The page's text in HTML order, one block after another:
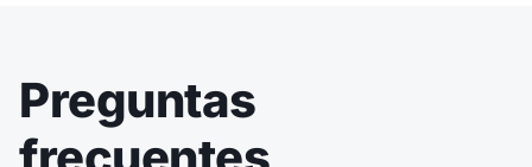
Preguntas